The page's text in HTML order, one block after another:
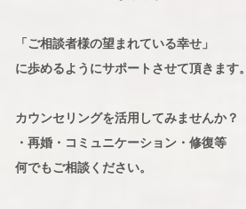
「ご相談者様の望まれている幸せ」
に歩めるようにサポートさせて頂きます。
カウンセリングを活用してみませんか？
・再婚・コミュニケーション・修復等
何でもご相談ください。